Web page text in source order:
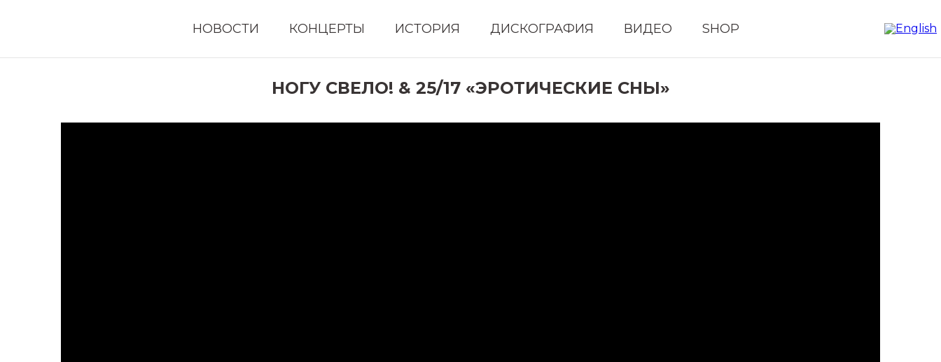
НОВОСТИ КОНЦЕРТЫ ИСТОРИЯ ДИСКОГРАФИЯ ВИДЕО SHOP
НОГУ СВЕЛО! & 25/17 «ЭРОТИЧЕСКИЕ СНЫ»